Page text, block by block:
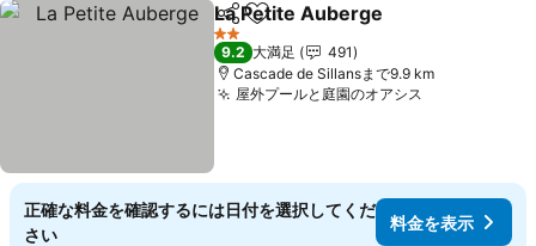
シェアお気に入りに追加
La Petite Auberge
2 ホテルのランク
9.2 大満足
491
Cascade de Sillansまで9.9 km
屋外プールと庭園のオアシス
正確な料金を確認するには日付を選択してくだ
さい
料金を表示